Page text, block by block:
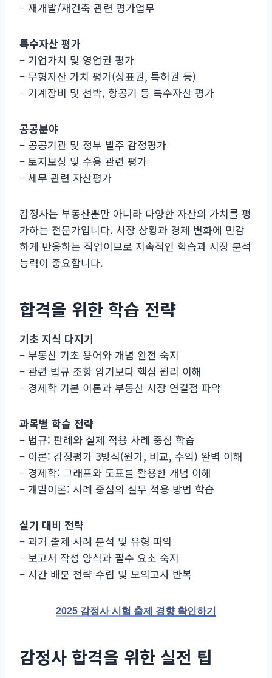
– 재개발/재건축 관련 평가업무
특수자산 평가
– 기업가치 및 영업권 평가
– 무형자산 가치 평가(상표권, 특허권 등)
– 기계장비 및 선박, 항공기 등 특수자산 평가
공공분야
– 공공기관 및 정부 발주 감정평가
– 토지보상 및 수용 관련 평가
– 세무 관련 자산평가
감정사는 부동산뿐만 아니라 다양한 자산의 가치를 평
가하는 전문가입니다. 시장 상황과 경제 변화에 민감
하게 반응하는 직업이므로 지속적인 학습과 시장 분석
능력이 중요합니다.
합격을 위한 학습 전략
기초 지식 다지기
– 부동산 기초 용어와 개념 완전 숙지
– 관련 법규 조항 암기보다 핵심 원리 이해
– 경제학 기본 이론과 부동산 시장 연결점 파악
과목별 학습 전략
– 법규: 판례와 실제 적용 사례 중심 학습
– 이론: 감정평가 3방식(원가, 비교, 수익) 완벽 이해
– 경제학: 그래프와 도표를 활용한 개념 이해
– 개발이론: 사례 중심의 실무 적용 방법 학습
실기 대비 전략
– 과거 출제 사례 분석 및 유형 파악
– 보고서 작성 양식과 필수 요소 숙지
– 시간 배분 전략 수립 및 모의고사 반복
2025 감정사 시험 출제 경향 확인하기
감정사 합격을 위한 실전 팁